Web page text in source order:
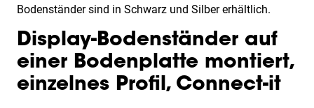
Bodenständer sind in Schwarz und Silber erhältlich.
Display-Bodenständer auf
einer Bodenplatte montiert,
einzelnes Profil, Connect-it